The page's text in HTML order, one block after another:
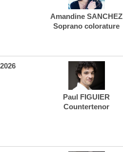
Amandine SANCHEZ
Soprano colorature
Paul FIGUIER
Countertenor